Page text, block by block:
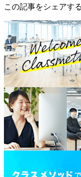
この記事をシェアする